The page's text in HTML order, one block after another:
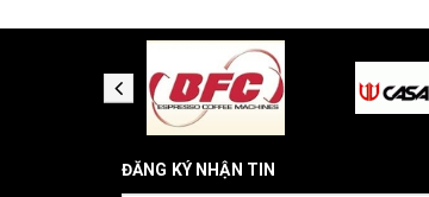
ĐĂNG KÝ NHẬN TIN